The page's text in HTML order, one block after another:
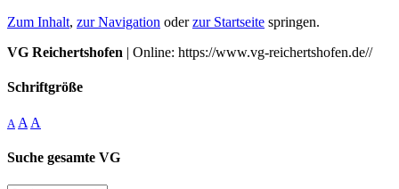
Zum Inhalt, zur Navigation oderzur Startseite springen.
VG Reichertshofen | Online: https://www.vg-reichertshofen.de//
Schriftgröße
A A A
Suche gesamte VG